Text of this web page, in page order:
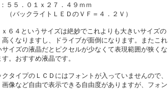
５５．０１ｘ２７．４９ｍｍ
バックライトＬＥＤのＶＦ＝４．２Ｖ）
６４というサイズは絶妙でこれよりも大きいサイズの
高くなりますし、ドライブが面倒になります。またこれ
サイズの液晶だとピクセルが少なくて表現範囲が狭くな
。おすすめ液晶です。
タイプのＬＣＤにはフォントが入っていませんので、
像など自由で表示できる自由度がありますが、フォン